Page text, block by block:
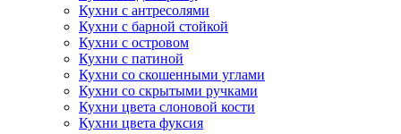
Кухни с антресолями
Кухни с барной стойкой
Кухни с островом
Кухни с патиной
Кухни со скошенными углами
Кухни со скрытыми ручками
Кухни цвета слоновой кости
Кухни цвета фуксия